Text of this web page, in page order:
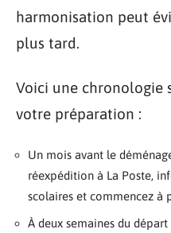
harmonisation peut
plus tard.
Voici une chronologie
votre préparation :
Un mois avant le
réexpédition à La Poste,
scolaires et commencez à
À deux semaines du